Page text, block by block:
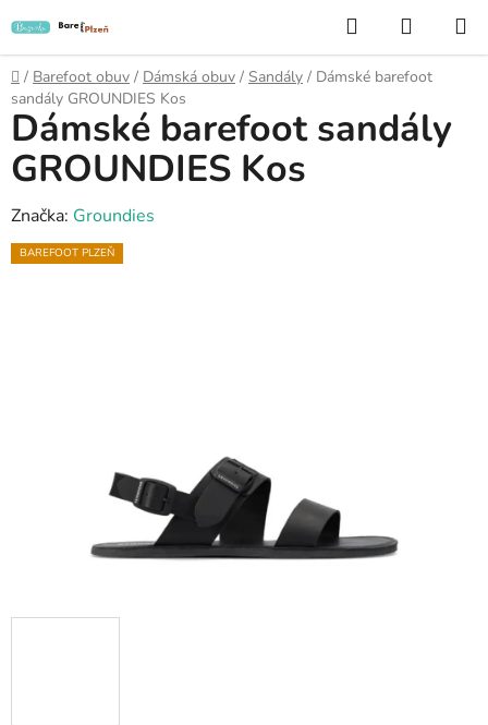
na
obsah
Hledat
KOŠÍK
Domů
/ Barefoot obuv / Dámská obuv / Sandály / Dámské barefoot
sandály GROUNDIES Kos
Dámské barefoot sandály
GROUNDIES Kos
Značka: Groundies
BAREFOOT PLZEŇ